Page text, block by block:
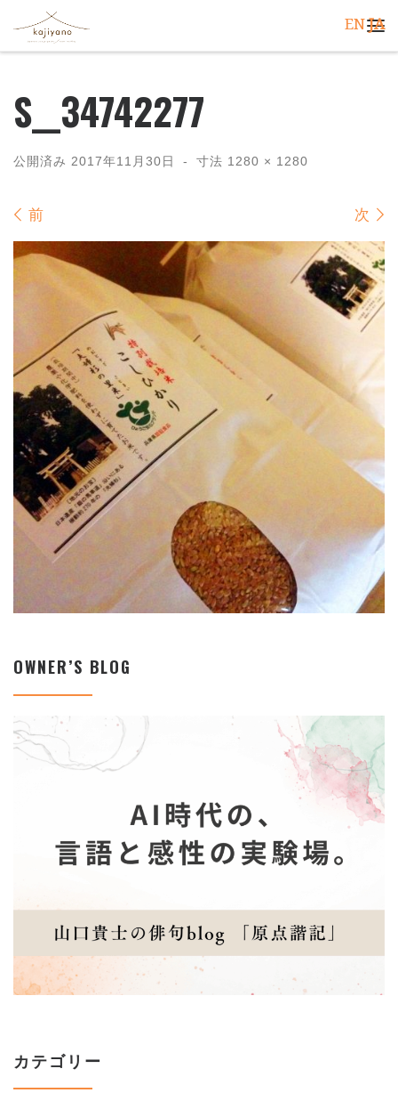
コンテンツへスキップ
S__34742277
公開済み 2017年11月30日 - 寸法 1280 × 1280
画像ナビゲーション
前 次
OWNER’S BLOG
カテゴリー
EN JA